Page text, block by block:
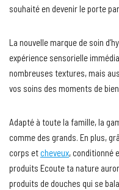
souhaité en devenir le porte
La nouvelle marque de soin
expérience sensorielle
nombreuses textures, mais
vos soins des moments de
Adapté à toute la famille, la
comme des grands. En plus,
corps etcheveux, conditionné
produits Ecoute ta nature
produits de douches qui se